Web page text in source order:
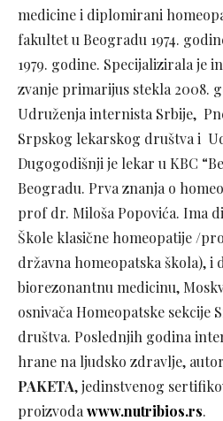
medicine i diplomirani
fakultet u Beogradu 1974.
1979. godine. Specijalizirala je
zvanje primarijus stekla 2008.
Udruženja internista Srbije,
Srpskog lekarskog društva i
Dugogodišnji je lekar u KBC
Beogradu. Prva znanja o
prof dr. Miloša Popovića. Ima
Škole klasične homeopatije /
državna homeopatska škola), i
biorezonantnu medicinu,
osnivača Homeopatske sekcije
društva. Poslednjih godina
hrane na ljudsko zdravlje,
PAKETA, jedinstvenog
proizvoda www.nutribios.rs.